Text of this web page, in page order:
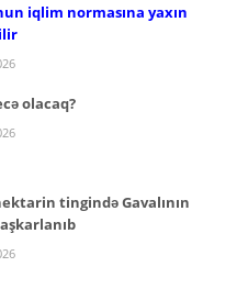
iqlim normasına yaxın
olacaq?
tingində Gavalının